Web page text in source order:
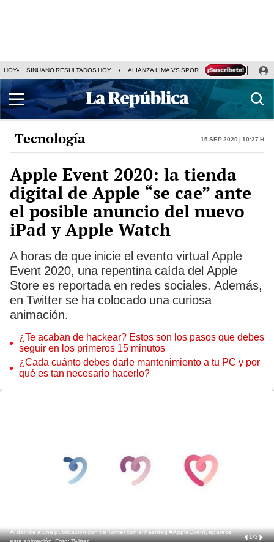
HOY SINUANO RESULTADOS HOY ALIANZA LIMA VS SPORT BOYS JORGE
Tecnología 15 Sep 2020 | 10:27 h
Apple Event 2020: la tienda
digital de Apple “se cae” ante
el posible anuncio del nuevo
iPad y Apple Watch
A horas de que inicie el evento virtual Apple
Event 2020, una repentina caída del Apple
Store es reportada en redes sociales. Además,
en Twitter se ha colocado una curiosa
animación.
¿Te acaban de hackear? Estos son los pasos que debes
seguir en los primeros 15 minutos
¿Cada cuánto debes darle mantenimiento a tu PC y por
qué es tan necesario hacerlo?
Al dar like a una publicación con de Twitter con el hashtag #AppleEvent, aparece
1/3